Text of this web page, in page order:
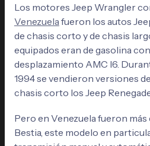
Los motores Jeep Wrangler
Venezuela fueron los autos
de chasis corto y de chasis
equipados eran de gasolina
desplazamiento AMC I6.
1994 se vendieron versiones
chasis corto los Jeep
Pero en Venezuela fueron
Bestia, este modelo en